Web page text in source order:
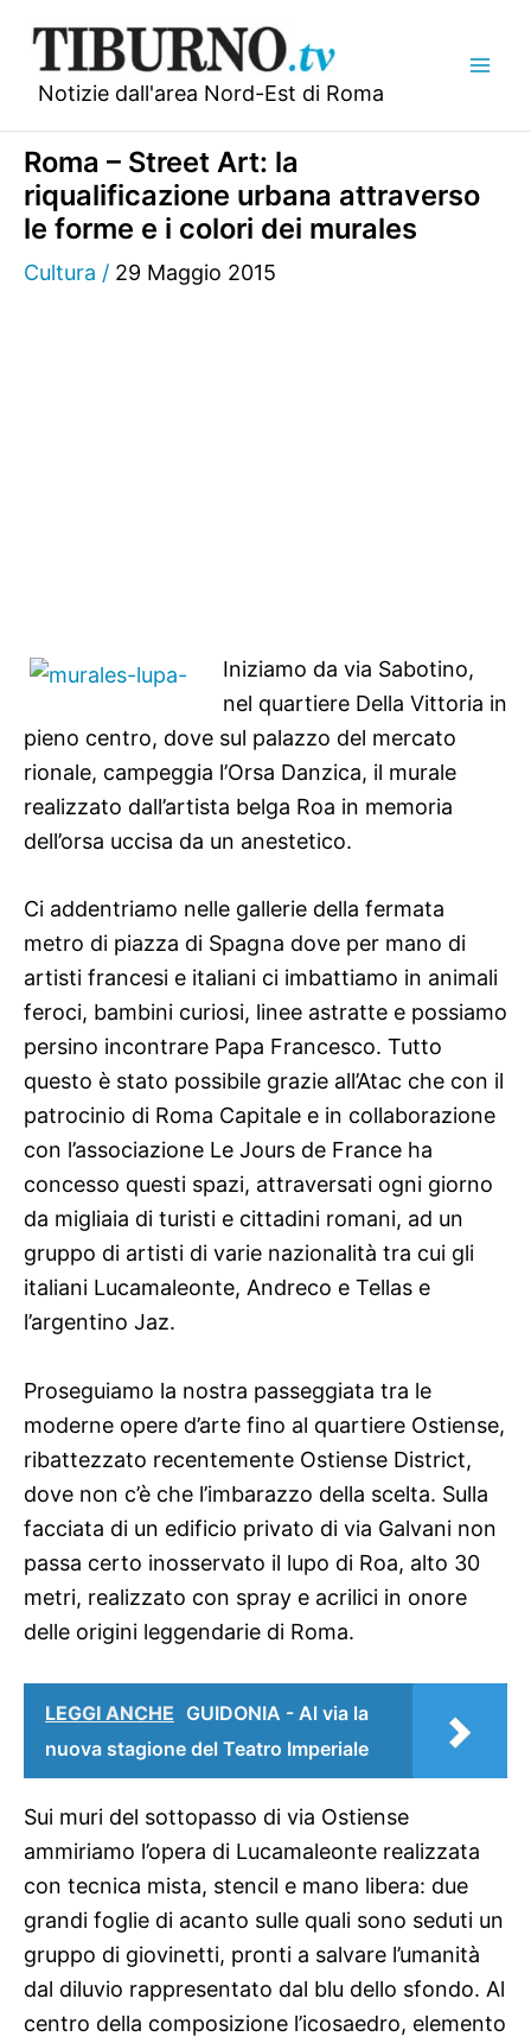
contenuto
Notizie dall'area Nord-Est di Roma
Roma – Street Art: la
riqualificazione urbana attraverso
le forme e i colori dei murales
Cultura / 29 Maggio 2015
Iniziamo da via Sabotino,
nel quartiere Della Vittoria in
pieno centro, dove sul palazzo del mercato
rionale, campeggia l’Orsa Danzica, il murale
realizzato dall’artista belga Roa in memoria
dell’orsa uccisa da un anestetico.
Ci addentriamo nelle gallerie della fermata
metro di piazza di Spagna dove per mano di
artisti francesi e italiani ci imbattiamo in animali
feroci, bambini curiosi, linee astratte e possiamo
persino incontrare Papa Francesco. Tutto
questo è stato possibile grazie all’Atac che con il
patrocinio di Roma Capitale e in collaborazione
con l’associazione Le Jours de France ha
concesso questi spazi, attraversati ogni giorno
da migliaia di turisti e cittadini romani, ad un
gruppo di artisti di varie nazionalità tra cui gli
italiani Lucamaleonte, Andreco e Tellas e
l’argentino Jaz.
Proseguiamo la nostra passeggiata tra le
moderne opere d’arte fino al quartiere Ostiense,
ribattezzato recentemente Ostiense District,
dove non c’è che l’imbarazzo della scelta. Sulla
facciata di un edificio privato di via Galvani non
passa certo inosservato il lupo di Roa, alto 30
metri, realizzato con spray e acrilici in onore
delle origini leggendarie di Roma.
LEGGI ANCHE GUIDONIA - Al via la
nuova stagione del Teatro Imperiale
Sui muri del sottopasso di via Ostiense
ammiriamo l’opera di Lucamaleonte realizzata
con tecnica mista, stencil e mano libera: due
grandi foglie di acanto sulle quali sono seduti un
gruppo di giovinetti, pronti a salvare l’umanità
dal diluvio rappresentato dal blu dello sfondo. Al
centro della composizione l’icosaedro, elemento